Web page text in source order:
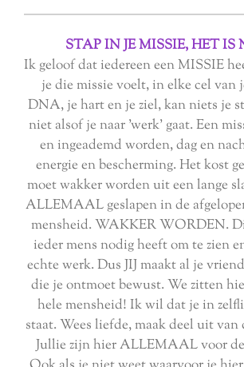
STAP IN JE MISSIE, HET IS
Ik geloof dat iedereen een MISSIE
je die missie voelt, in elke cel van
DNA, je hart en je ziel, kan niets je
niet alsof je naar 'werk' gaat. Een
en ingeademd worden, dag en
energie en bescherming. Het kost
moet wakker worden uit een lange
ALLEMAAL geslapen in de
mensheid. WAKKER WORDEN.
ieder mens nodig heeft om te zien
echte werk. Dus JIJ maakt al je
die je ontmoet bewust. We zitten
hele mensheid! Ik wil dat je in
staat. Wees liefde, maak deel uit van
Jullie zijn hier ALLEMAAL voor